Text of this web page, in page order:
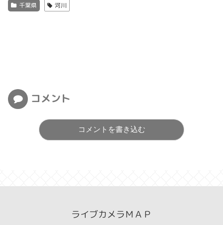
千葉県 河川
コメント
コメントを書き込む
ライブカメラＭＡＰ